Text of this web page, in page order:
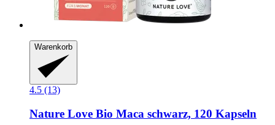
Warenkorb
4.5 (13)
Nature Love Bio Maca schwarz, 120 Kapseln